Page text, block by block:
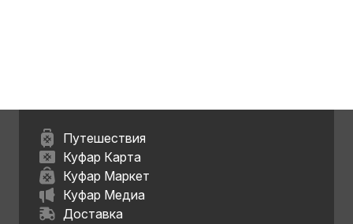
Путешествия
Куфар Карта
Куфар Маркет
Куфар Медиа
Доставка